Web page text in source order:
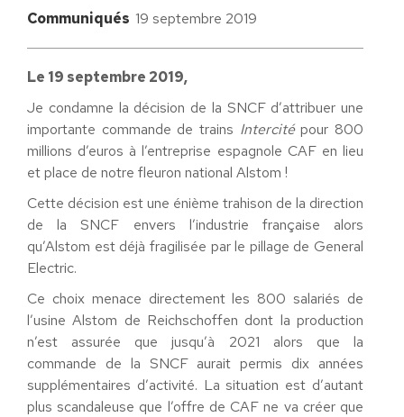
Communiqués 19 septembre 2019
Le 19 septembre 2019,
Je condamne la décision de la SNCF d’attribuer une
importante commande de trains Intercitépour 800
millions d’euros à l’entreprise espagnole CAF en lieu
et place de notre fleuron national Alstom !
Cette décision est une énième trahison de la direction
de la SNCF envers l’industrie française alors
qu’Alstom est déjà fragilisée par le pillage de General
Electric.
Ce choix menace directement les 800 salariés de
l’usine Alstom de Reichschoffen dont la production
n’est assurée que jusqu’à 2021 alors que la
commande de la SNCF aurait permis dix années
supplémentaires d’activité. La situation est d’autant
plus scandaleuse que l’offre de CAF ne va créer que